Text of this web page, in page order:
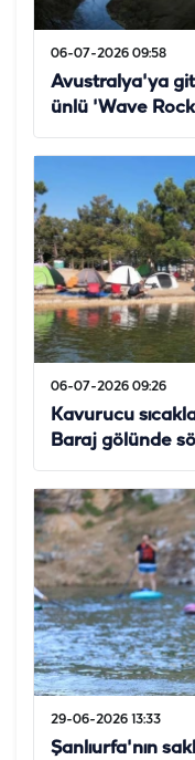
06-07-2026 09:58
Avustralya'ya
ünlü 'Wave
06-07-2026 09:26
Kavurucu
Baraj gölünde
29-06-2026 13:33
Şanlıurfa'nın